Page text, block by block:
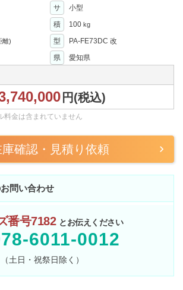
サ
小型
積 100 kg
離) 型
PA-FE73DC 改
県 愛知県
円(税込)
金は含まれていません
庫確認・見積り依頼
問い合わせ
番号7182 とお伝えください
6011-0012
土日・祝祭日除く）